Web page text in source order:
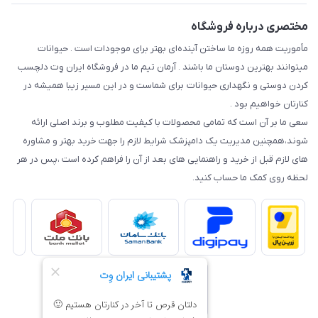
مختصری درباره فروشگاه
مأموریت همه روزه ما ساختن آینده‌ای بهتر برای موجودات است . حیوانات
میتوانند بهترین دوستان ما باشند . آرمان تیم ما در فروشگاه ایران وِت دلچسب
کردن دوستی و نگهداری حیوانات برای شماست و در این مسیر زیبا همیشه در
کنارتان خواهیم بود .
سعی ما بر آن است که تمامی محصولات با کیفیت مطلوب و برند اصلی ارائه
شوند،همچنین مدیریت یک دامپزشک شرایط لازم را جهت خرید بهتر و مشاوره
های لازم قبل از خرید و راهنمایی های بعد از آن را فراهم کرده است ،پس در هر
لحظه روی کمک ما حساب کنید.